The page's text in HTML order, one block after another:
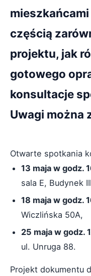
mieszkańcami
częścią
projektu, jak
gotowego
konsultacje
Uwagi można
Otwarte spotkania
13 maja w godz.
sala E, Budynek
18 maja w godz.
Wiczlińska 50A,
25 maja w godz.
ul. Unruga 88.
Projekt dokumentu